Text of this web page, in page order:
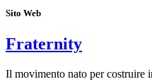
Sito Web
Fraternity
Il movimento nato per costruire